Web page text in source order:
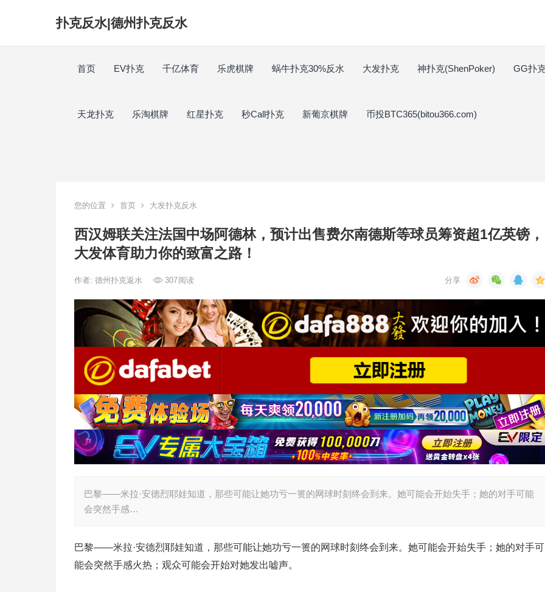
扑克反水|德州扑克反水
首页 EV扑克 千亿体育 乐虎棋牌 蜗牛扑克30%反水 大发扑克 神扑克(ShenPoker) GG扑
天龙扑克 乐淘棋牌 红星扑克 秒Call扑克 新葡京棋牌 币投BTC365(bitou366.com)
您的位置 首页 大发扑克反水
西汉姆联关注法国中场阿德林，预计出售费尔南德斯等球员筹资超1亿英镑，
大发体育助力你的致富之路！
作者: 德州扑克返水 307阅读
巴黎——米拉·安德烈耶娃知道，那些可能让她功亏一篑的网球时刻终会到来。她可能会开始失手；她的对手可能
会突然手感…
巴黎——米拉·安德烈耶娃知道，那些可能让她功亏一篑的网球时刻终会到来。她可能会开始失手；她的对手可
能会突然手感火热；观众可能会开始对她发出嘘声。